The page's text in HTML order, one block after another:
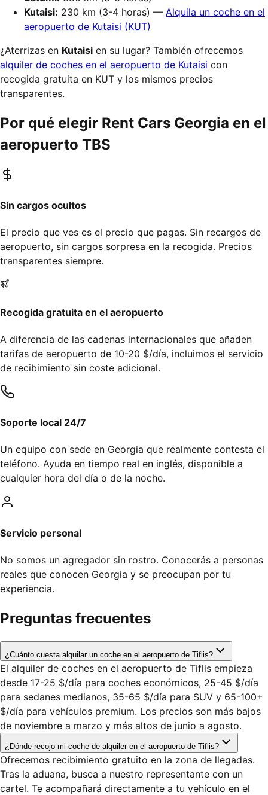
Kutaisi: 230 km (3-4 horas) — Alquila un coche en el
aeropuerto de Kutaisi (KUT)
¿Aterrizas en Kutaisi en su lugar? También ofrecemos
alquiler de coches en el aeropuerto de Kutaisi con
recogida gratuita en KUT y los mismos precios
transparentes.
Por qué elegir Rent Cars Georgia en el
aeropuerto TBS
Sin cargos ocultos
El precio que ves es el precio que pagas. Sin recargos de
aeropuerto, sin cargos sorpresa en la recogida. Precios
transparentes siempre.
Recogida gratuita en el aeropuerto
A diferencia de las cadenas internacionales que añaden
tarifas de aeropuerto de 10-20 $/día, incluimos el servicio
de recibimiento sin coste adicional.
Soporte local 24/7
Un equipo con sede en Georgia que realmente contesta el
teléfono. Ayuda en tiempo real en inglés, disponible a
cualquier hora del día o de la noche.
Servicio personal
No somos un agregador sin rostro. Conocerás a personas
reales que conocen Georgia y se preocupan por tu
experiencia.
Preguntas frecuentes
¿Cuánto cuesta alquilar un coche en el aeropuerto de Tiflis?
El alquiler de coches en el aeropuerto de Tiflis empieza
desde 17-25 $/día para coches económicos, 25-45 $/día
para sedanes medianos, 35-65 $/día para SUV y 65-100+
$/día para vehículos premium. Los precios son más bajos
de noviembre a marzo y más altos de junio a agosto.
¿Dónde recojo mi coche de alquiler en el aeropuerto de Tiflis?
Ofrecemos recibimiento gratuito en la zona de llegadas.
Tras la aduana, busca a nuestro representante con un
cartel. Te acompañará directamente a tu vehículo en el